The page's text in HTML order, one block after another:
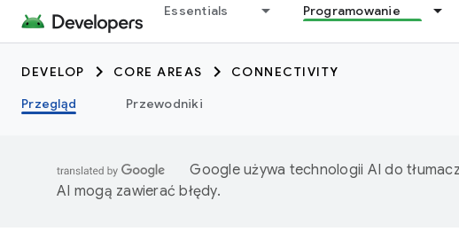
Essentials Programowanie
DEVELOP CORE AREAS
CONNECTIVITY
Przegląd
Przewodniki
Google używa technologii AI do
AI mogą zawierać błędy.